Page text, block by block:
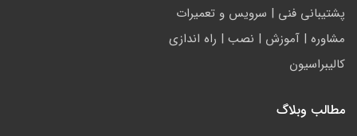
پشتيباني فني | سرويس و تعمیرات
مشاوره | آموزش | نصب | راه اندازی
کالیبراسیون
مطالب وبلاگ